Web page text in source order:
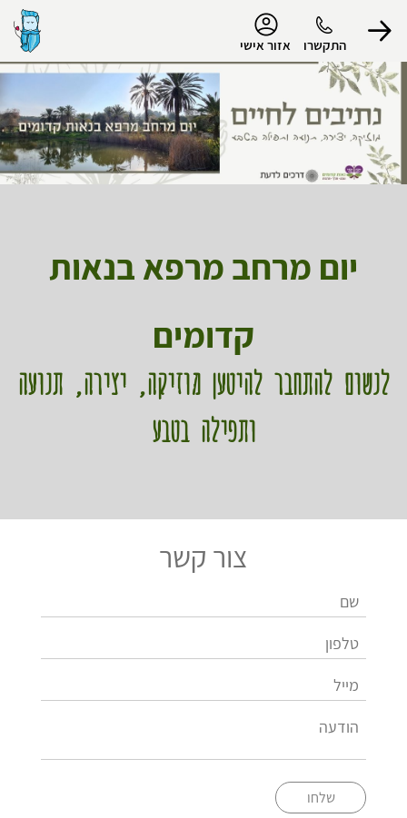
התקשרו אזור אישי
הפרופיל שלי
התנתק
יום מרחב מרפא בנאות
קדומים
לנשום להתחבר להיטען מוזיקה, יצירה, תנועה
ותפילה בטבע
צור קשר
שלחו